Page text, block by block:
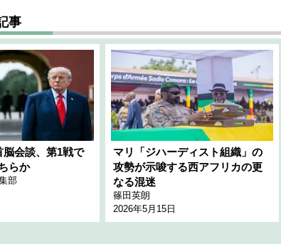
事
脳会談、第1戦で
らか
部
マリ「ジハーディスト組織」の
攻勢が示唆する西アフリカの更
なる混迷
篠田英朗
2026年5月15日